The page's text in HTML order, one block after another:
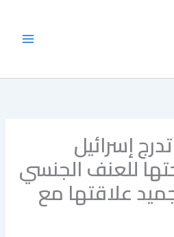
إسرائيل
للعنف الجنسي
علاقتها مع